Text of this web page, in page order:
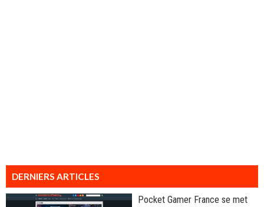
DERNIERS ARTICLES
Pocket Gamer France se met